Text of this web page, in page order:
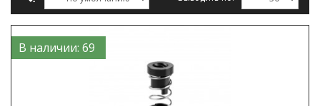
В наличии: 69